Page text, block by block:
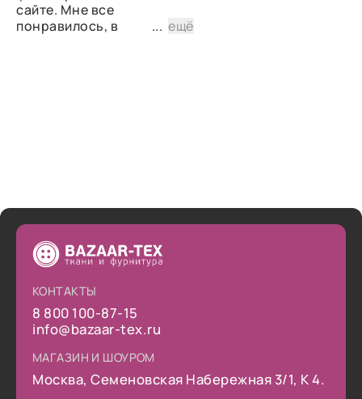
сайте. Мне все
понравилось, в
...ещё
КОНТАКТЫ
8 800 100-87-15
info@bazaar-tex.ru
МАГАЗИН И ШОУРОМ
Москва, Семеновская Набережная 3/1, К 4.